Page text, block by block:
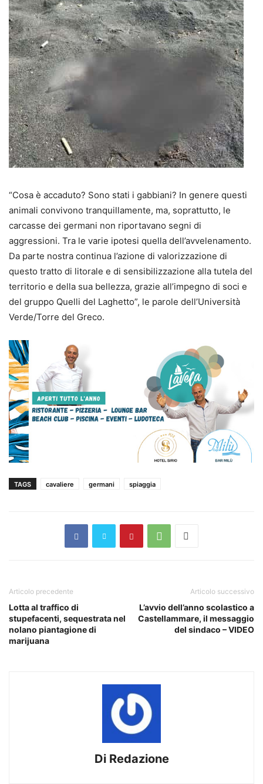
“Cosa è accaduto? Sono stati i gabbiani? In genere questi
animali convivono tranquillamente, ma, soprattutto, le
carcasse dei germani non riportavano segni di
aggressioni. Tra le varie ipotesi quella dell’avvelenamento.
Da parte nostra continua l’azione di valorizzazione di
questo tratto di litorale e di sensibilizzazione alla tutela del
territorio e della sua bellezza, grazie all’impegno di soci e
del gruppo Quelli del Laghetto”, le parole dell’Università
Verde/Torre del Greco.
TAGS cavaliere germani spiaggia
Articolo precedente
Lotta al traffico di
stupefacenti, sequestrata nel
nolano piantagione di
marijuana
Articolo successivo
L’avvio dell’anno scolastico a
Castellammare, il messaggio
del sindaco – VIDEO
Di Redazione